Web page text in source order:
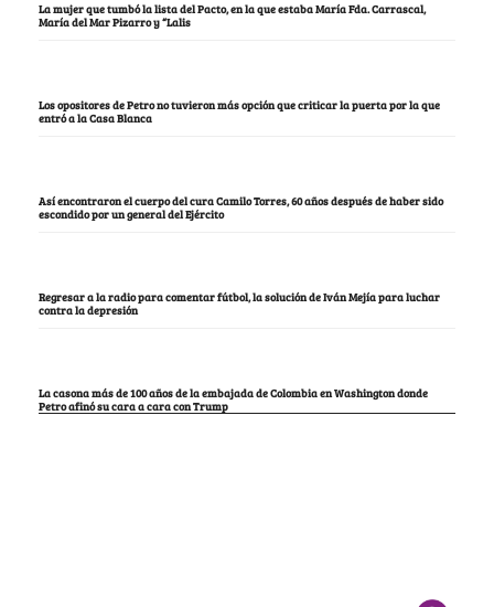
La mujer que tumbó la lista del Pacto, en la que estaba María Fda. Carrascal,
María del Mar Pizarro y “Lalis
Los opositores de Petro no tuvieron más opción que criticar la puerta por la que
entró a la Casa Blanca
Así encontraron el cuerpo del cura Camilo Torres, 60 años después de haber sido
escondido por un general del Ejército
Regresar a la radio para comentar fútbol, la solución de Iván Mejía para luchar
contra la depresión
La casona más de 100 años de la embajada de Colombia en Washington donde
Petro afinó su cara a cara con Trump